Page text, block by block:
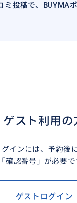
ミ投稿で、BUYMA
ゲスト利用の
インには、予約後
「確認番号」が必要で
ゲストログイン